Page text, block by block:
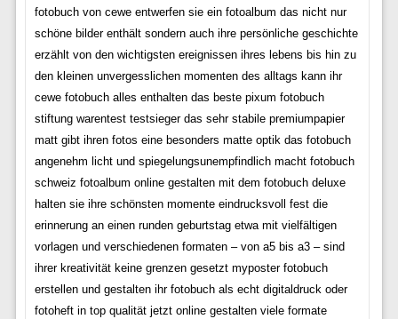
fotobuch von cewe entwerfen sie ein fotoalbum das nicht nur
schöne bilder enthält sondern auch ihre persönliche geschichte
erzählt von den wichtigsten ereignissen ihres lebens bis hin zu
den kleinen unvergesslichen momenten des alltags kann ihr
cewe fotobuch alles enthalten das beste pixum fotobuch
stiftung warentest testsieger das sehr stabile premiumpapier
matt gibt ihren fotos eine besonders matte optik das fotobuch
angenehm licht und spiegelungsunempfindlich macht fotobuch
schweiz fotoalbum online gestalten mit dem fotobuch deluxe
halten sie ihre schönsten momente eindrucksvoll fest die
erinnerung an einen runden geburtstag etwa mit vielfältigen
vorlagen und verschiedenen formaten – von a5 bis a3 – sind
ihrer kreativität keine grenzen gesetzt myposter fotobuch
erstellen und gestalten ihr fotobuch als echt digitaldruck oder
fotoheft in top qualität jetzt online gestalten viele formate